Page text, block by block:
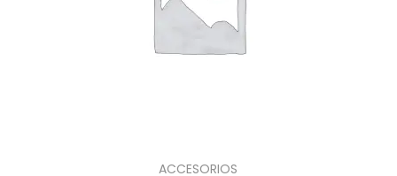
ACCESORIOS